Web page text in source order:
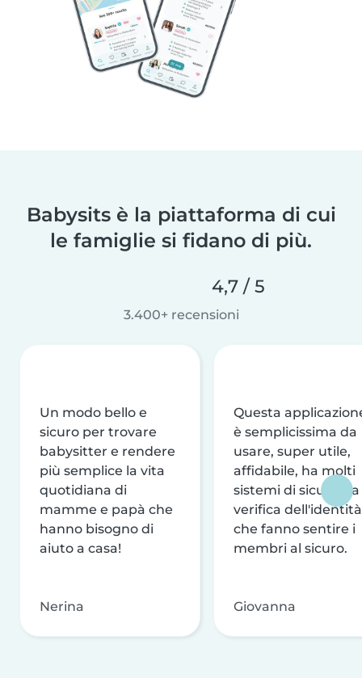
Babysits è la piattaforma di cui
le famiglie si fidano di più.
4,7 / 5
3.400+ recensioni
Un modo bello e
sicuro per trovare
babysitter e rendere
più semplice la vita
quotidiana di
mamme e papà che
hanno bisogno di
aiuto a casa!
Nerina
Questa
è semplicissima da
usare, super utile,
affidabile, ha molti
sistemi di sicurezza
verifica dell'identità
che fanno sentire i
membri al sicuro.
Giovanna